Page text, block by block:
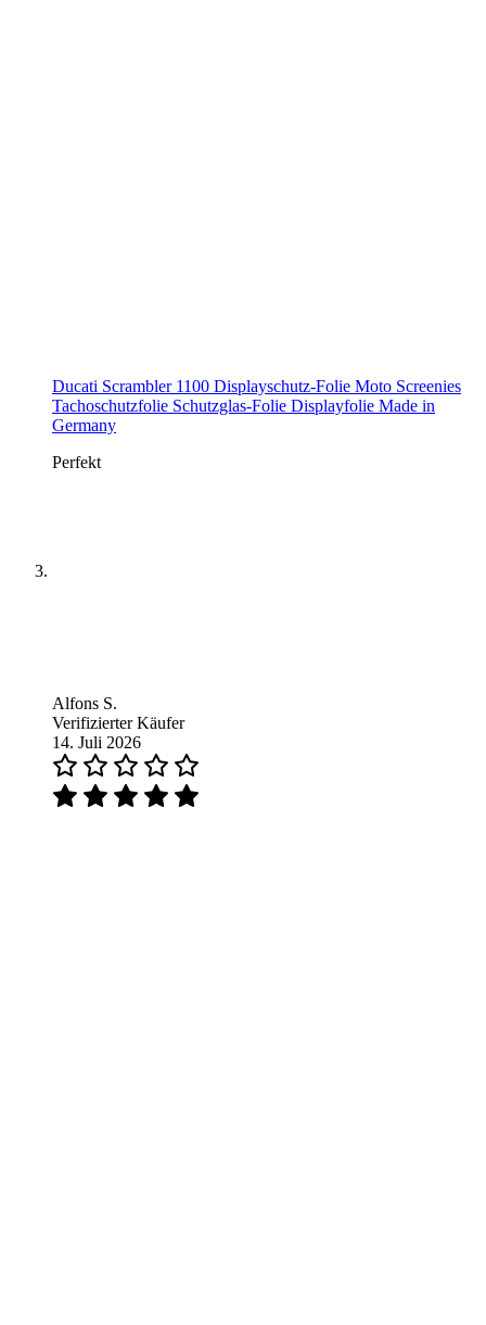
Ducati Scrambler 1100 Displayschutz-Folie Moto Screenies
Tachoschutzfolie Schutzglas-Folie Displayfolie Made in
Germany
Perfekt
Alfons S.
Verifizierter Käufer
14. Juli 2026